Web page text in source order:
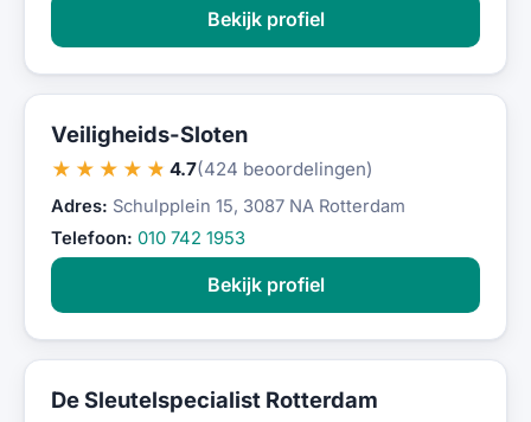
Bekijk profiel
Veiligheids-Sloten
★★★★★ 4.7(424 beoordelingen)
Adres: Schulpplein 15, 3087 NA Rotterdam
Telefoon: 010 742 1953
Bekijk profiel
De Sleutelspecialist Rotterdam